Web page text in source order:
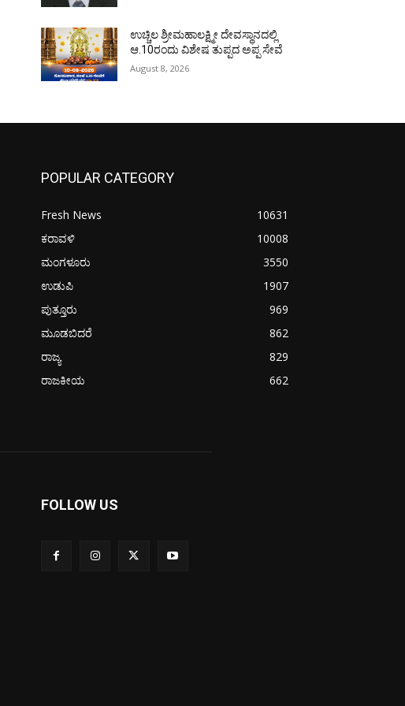
ಉಚ್ಚಿಲ ಶ್ರೀಮಹಾಲಕ್ಷ್ಮೀ ದೇವಸ್ಥಾನದಲ್ಲಿ
ಆ.10ರಂದು ವಿಶೇಷ ತುಪ್ಪದ ಅಪ್ಪ ಸೇವೆ
August 8, 2026
POPULAR CATEGORY
Fresh News
10631
ಕರಾವಳಿ
10008
ಮಂಗಳೂರು
3550
ಉಡುಪಿ
1907
ಪುತ್ತೂರು
969
ಮೂಡಬಿದರೆ
862
ರಾಜ್ಯ
829
ರಾಜಕೀಯ
662
FOLLOW US